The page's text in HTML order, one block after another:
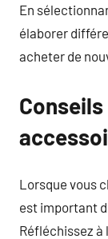
En
élaborer
acheter de
Lorsque vous
est important
Réfléchissez